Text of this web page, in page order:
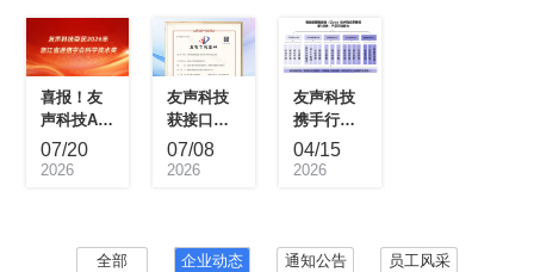
三等奖
07/20
2026
07/08
2026
04/15
2026
全部 企业动态 通知公告 员工风采